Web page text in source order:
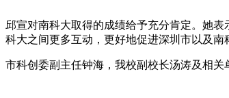
邱宣对南科大取得的成绩给予充分肯定。她
科大之间更多互动，更好地促进深圳市以及南
市科创委副主任钟海，我校副校长汤涛及相关